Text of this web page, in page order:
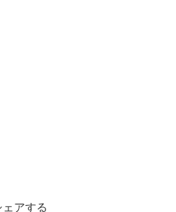
ェアする